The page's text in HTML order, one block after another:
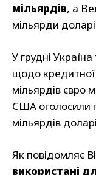
мільярдів, а
мільярди
У грудні
щодо
мільярдів євро
США оголосили
мільярдів
Як повідомляє
використані